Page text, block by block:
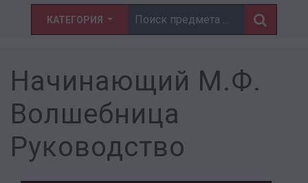
КАТЕГОРИЯ
Начинающий М.Ф.
Волшебница
Руководство